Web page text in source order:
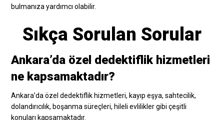
bulmanıza yardımcı olabilir.
Sıkça Sorulan Sorular
Ankara’da özel dedektiflik hizmetleri
ne kapsamaktadır?
Ankara’da özel dedektiflik hizmetleri, kayıp eşya, sahtecilik,
dolandırıcılık, boşanma süreçleri, hileli evlilikler gibi çeşitli
konuları kapsamaktadır.